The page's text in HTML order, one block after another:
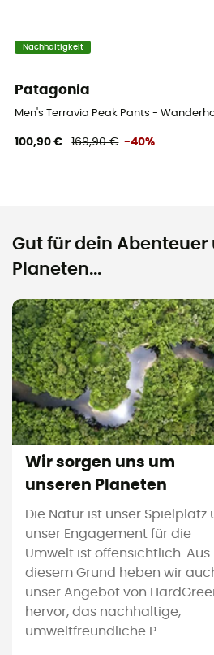
Nachhaltigkeit
Patagonia
Men's Terravia Peak Pants -
100,90 € 169,90 € -40%
Gut für dein Abenteuer
Planeten...
Wir sorgen uns um
unseren Planeten
Die Natur ist unser Spielplatz
unser Engagement für die
Umwelt ist offensichtlich. Aus
diesem Grund heben wir
unser Angebot von
hervor, das nachhaltige,
umweltfreundliche P